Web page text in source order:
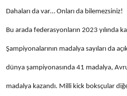
Dahaları da var… Onları da bilemezsiniz!
Bu arada federasyonların 2023 yılında
Şampiyonalarının madalya sayıları da
dünya şampiyonasında 41 madalya,
madalya kazandı. Milli kick boksçular